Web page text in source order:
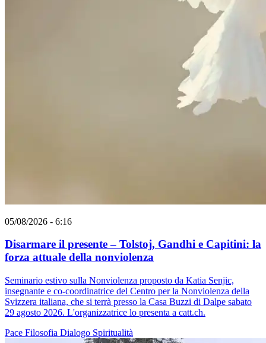
05/08/2026 - 6:16
Disarmare il presente – Tolstoj, Gandhi e Capitini: la
forza attuale della nonviolenza
Seminario estivo sulla Nonviolenza proposto da Katia Senjic,
insegnante e co-coordinatrice del Centro per la Nonviolenza della
Svizzera italiana, che si terrà presso la Casa Buzzi di Dalpe sabato
29 agosto 2026. L'organizzatrice lo presenta a catt.ch.
Pace Filosofia Dialogo Spiritualità